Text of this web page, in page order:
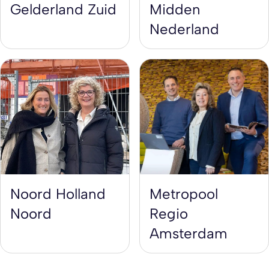
Gelderland Zuid
Midden
Nederland
Noord Holland
Noord
Metropool
Regio
Amsterdam